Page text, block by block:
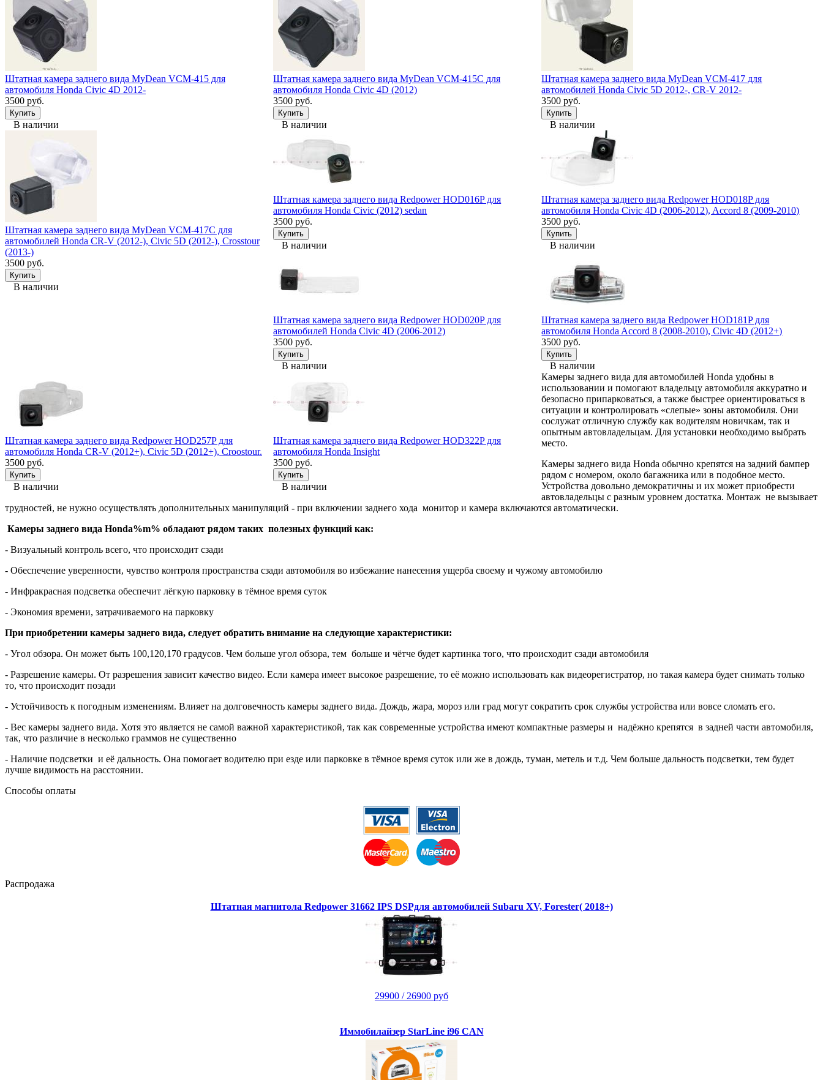
Штатная камера заднего вида MyDean VCM-415 для
автомобиля Honda Civic 4D 2012-
3500 руб.
В наличии
Штатная камера заднего вида MyDean VCM-415C для
автомобиля Honda Civic 4D (2012)
3500 руб.
В наличии
Штатная камера заднего вида MyDean VCM-417 для
автомобилей Honda Civic 5D 2012-, CR-V 2012-
3500 руб.
В наличии
Штатная камера заднего вида MyDean VCM-417C для
автомобилей Honda CR-V (2012-), Civic 5D (2012-), Crosstour
(2013-)
3500 руб.
В наличии
Штатная камера заднего вида Redpower HOD016P для
автомобиля Honda Civic (2012) sedan
3500 руб.
В наличии
Штатная камера заднего вида Redpower HOD018P для
автомобиля Honda Civic 4D (2006-2012), Accord 8 (2009-2010)
3500 руб.
В наличии
Штатная камера заднего вида Redpower HOD020P для
автомобилей Honda Civic 4D (2006-2012)
3500 руб.
В наличии
Штатная камера заднего вида Redpower HOD181P для
автомобиля Honda Accord 8 (2008-2010), Civic 4D (2012+)
3500 руб.
В наличии
Штатная камера заднего вида Redpower HOD257P для
автомобиля Honda CR-V (2012+), Civic 5D (2012+), Croostour.
3500 руб.
В наличии
Штатная камера заднего вида Redpower HOD322P для
автомобиля Honda Insight
3500 руб.
В наличии
Камеры заднего вида для автомобилей Honda удобны в
использовании и помогают владельцу автомобиля аккуратно и
безопасно припарковаться, а также быстрее ориентироваться в
ситуации и контролировать «слепые» зоны автомобиля. Они
сослужат отличную службу как водителям новичкам, так и
опытным автовладельцам. Для установки необходимо выбрать
место.
Камеры заднего вида Honda обычно крепятся на задний бампер
рядом с номером, около багажника или в подобное место.
Устройства довольно демократичны и их может приобрести
автовладельцы с разным уровнем достатка. Монтаж не вызывает
трудностей, не нужно осуществлять дополнительных манипуляций - при включении заднего хода монитор и камера включаются автоматически.
Камеры заднего вида Honda%m% обладают рядом таких полезных функций как:
- Визуальный контроль всего, что происходит сзади
- Обеспечение уверенности, чувство контроля пространства сзади автомобиля во избежание нанесения ущерба своему и чужому автомобилю
- Инфракрасная подсветка обеспечит лёгкую парковку в тёмное время суток
- Экономия времени, затрачиваемого на парковку
При приобретении камеры заднего вида, следует обратить внимание на следующие характеристики:
- Угол обзора. Он может быть 100,120,170 градусов. Чем больше угол обзора, тем больше и чётче будет картинка того, что происходит сзади автомобиля
- Разрешение камеры. От разрешения зависит качество видео. Если камера имеет высокое разрешение, то её можно использовать как видеорегистратор, но такая камера будет снимать только
то, что происходит позади
- Устойчивость к погодным изменениям. Влияет на долговечность камеры заднего вида. Дождь, жара, мороз или град могут сократить срок службы устройства или вовсе сломать его.
- Вес камеры заднего вида. Хотя это является не самой важной характеристикой, так как современные устройства имеют компактные размеры и надёжно крепятся в задней части автомобиля,
так, что различие в несколько граммов не существенно
- Наличие подсветки и её дальность. Она помогает водителю при езде или парковке в тёмное время суток или же в дождь, туман, метель и т.д. Чем больше дальность подсветки, тем будет
лучше видимость на расстоянии.
Способы оплаты
Распродажа
Штатная магнитола Redpower 31662 IPS DSPдля автомобилей Subaru XV, Forester( 2018+)
29900 / 26900 руб
Иммобилайзер StarLine i96 CAN